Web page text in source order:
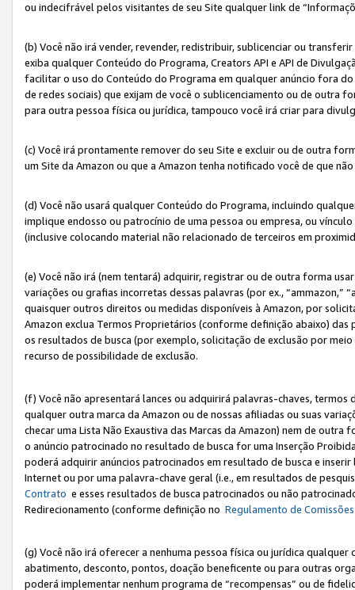
ou indecifrável pelos visitantes de seu Site qualquer link de
(b) Você não irá vender, revender, redistribuir, sublicenciar ou
exiba qualquer Conteúdo do Programa, Creators API e API de
facilitar o uso do Conteúdo do Programa em qualquer anúncio fora
de redes sociais) que exijam de você o sublicenciamento ou de outra
para outra pessoa física ou jurídica, tampouco você irá criar para
(c) Você irá prontamente remover do seu Site e excluir ou de outra
um Site da Amazon ou que a Amazon tenha notificado você de que
(d) Você não usará qualquer Conteúdo do Programa, incluindo
implique endosso ou patrocínio de uma pessoa ou empresa, ou
(inclusive colocando material não relacionado de terceiros em
(e) Você não irá (nem tentará) adquirir, registrar ou de outra forma
variações ou grafias incorretas dessas palavras (por ex., “ammazon,”
quaisquer outros direitos ou medidas disponíveis à Amazon, por
Amazon exclua Termos Proprietários (conforme definição abaixo)
os resultados de busca (por exemplo, solicitação de exclusão por
recurso de possibilidade de exclusão.
(f) Você não apresentará lances ou adquirirá palavras-chaves,
qualquer outra marca da Amazon ou de nossas afiliadas ou suas
checar uma Lista Não Exaustiva das Marcas da Amazon) nem de
o anúncio patrocinado no resultado de busca for uma Inserção
poderá adquirir anúncios patrocinados em resultado de busca e
Internet ou por uma palavra-chave geral (i.e., em resultados de
Contrato e esses resultados de busca patrocinados ou não
Redirecionamento (conforme definição no Regulamento de Comissões
(g) Você não irá oferecer a nenhuma pessoa física ou jurídica
abatimento, desconto, pontos, doação beneficente ou para outras
poderá implementar nenhum programa de “recompensas” ou de